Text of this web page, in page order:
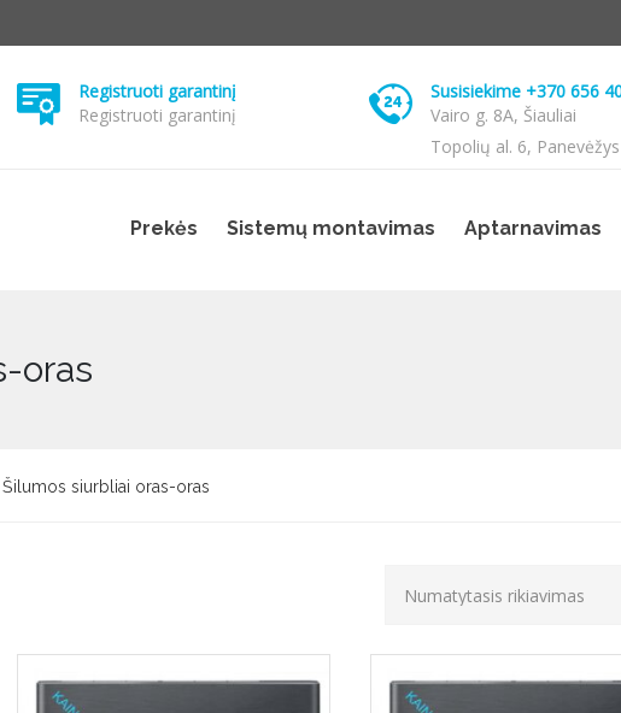
Registruoti garantinį
Registruoti garantinį
Susisiekime +370 656
Vairo g. 8A, Šiauliai
Topolių al. 6, Panevėžys
Prekės Sistemų montavimas Aptarnavimas
oras
Šilumos siurbliai oras-oras